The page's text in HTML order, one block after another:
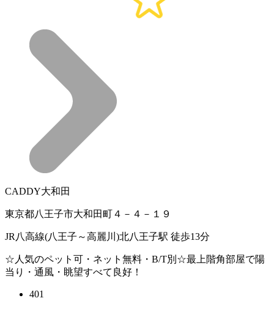
CADDY大和田
東京都八王子市大和田町４－４－１９
JR八高線(八王子～高麗川)北八王子駅 徒歩13分
☆人気のペット可・ネット無料・B/T別☆最上階角部屋で陽
当り・通風・眺望すべて良好！
401